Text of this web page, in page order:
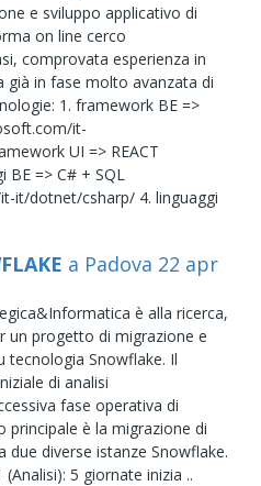
e sviluppo applicativo di
on line cerco
comprovata esperienza in
già in fase molto avanzata di
1. framework BE =>
it-
UI => REACT
=> C# + SQL
it/dotnet/csharp/ 4. linguaggi
a Padova 22 apr
è alla ricerca,
un progetto di migrazione e
tecnologia Snowflake. Il
di analisi
fase operativa di
principale è la migrazione di
diverse istanze Snowflake.
5 giornate inizia ..